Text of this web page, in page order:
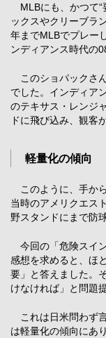
MLBにも、かつて“
ックスやクリーブラ
年までMLBでプレー
ンディアンス時代の
このショパックさ
でした。インディア
のテキサス・レンジ
ドに飛び込み、観客
軽量化の傾向
このように、手か
当時のアメリクエス
野スタンドにまで防
今回の「危険スイ
感想を求めると、ほ
要」と答えました。
けなければ」と問題
これは日米問わず
は軽量化の傾向にあ